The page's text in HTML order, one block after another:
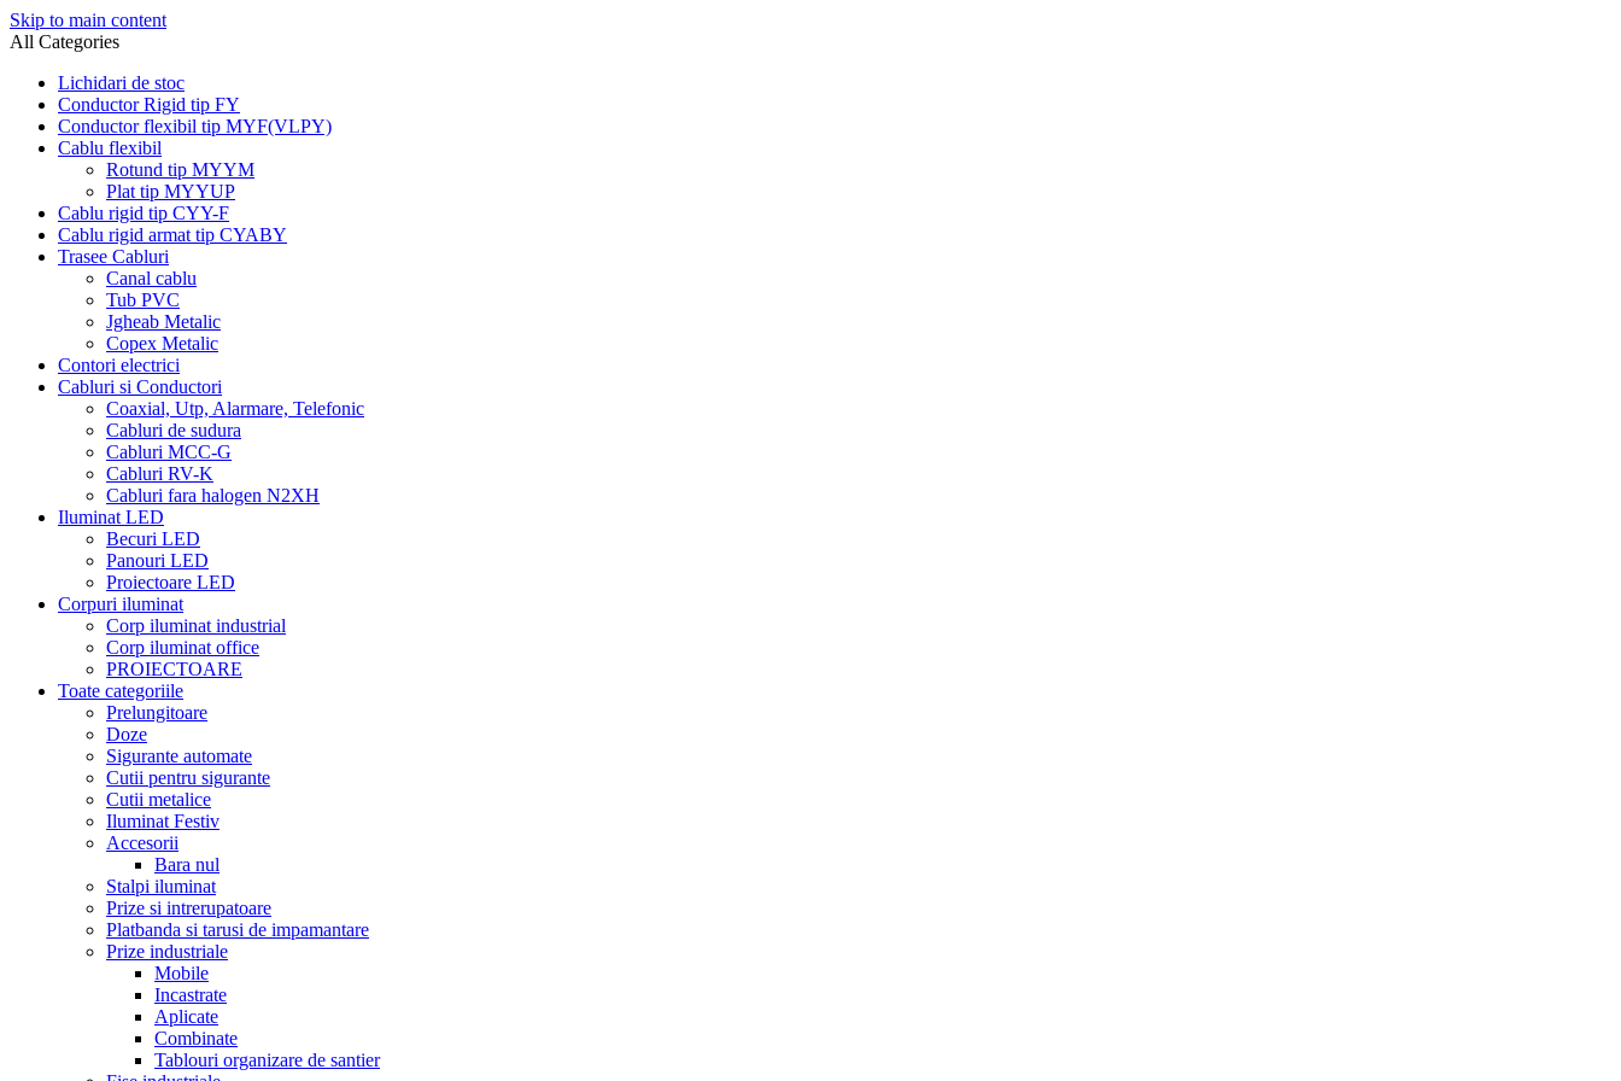
Skip to main content
All Categories
Lichidari de stoc
Conductor Rigid tip FY
Conductor flexibil tip MYF(VLPY)
Cablu flexibil
Rotund tip MYYM
Plat tip MYYUP
Cablu rigid tip CYY-F
Cablu rigid armat tip CYABY
Trasee Cabluri
Canal cablu
Tub PVC
Jgheab Metalic
Copex Metalic
Contori electrici
Cabluri si Conductori
Coaxial, Utp, Alarmare, Telefonic
Cabluri de sudura
Cabluri MCC-G
Cabluri RV-K
Cabluri fara halogen N2XH
Iluminat LED
Becuri LED
Panouri LED
Proiectoare LED
Corpuri iluminat
Corp iluminat industrial
Corp iluminat office
PROIECTOARE
Toate categoriile
Prelungitoare
Doze
Sigurante automate
Cutii pentru sigurante
Cutii metalice
Iluminat Festiv
Accesorii
Bara nul
Stalpi iluminat
Prize si intrerupatoare
Platbanda si tarusi de impamantare
Prize industriale
Mobile
Incastrate
Aplicate
Combinate
Tablouri organizare de santier